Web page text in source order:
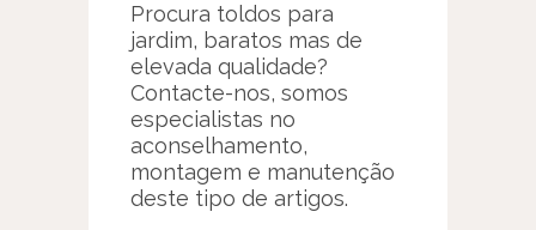
Procura toldos para
jardim, baratos mas de
elevada qualidade?
Contacte-nos, somos
especialistas no
aconselhamento,
montagem e manutenção
deste tipo de artigos.